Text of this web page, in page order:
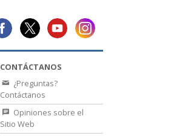
CONTÁCTANOS
¿Preguntas?
Contáctanos
Opiniones sobre el
Sitio Web